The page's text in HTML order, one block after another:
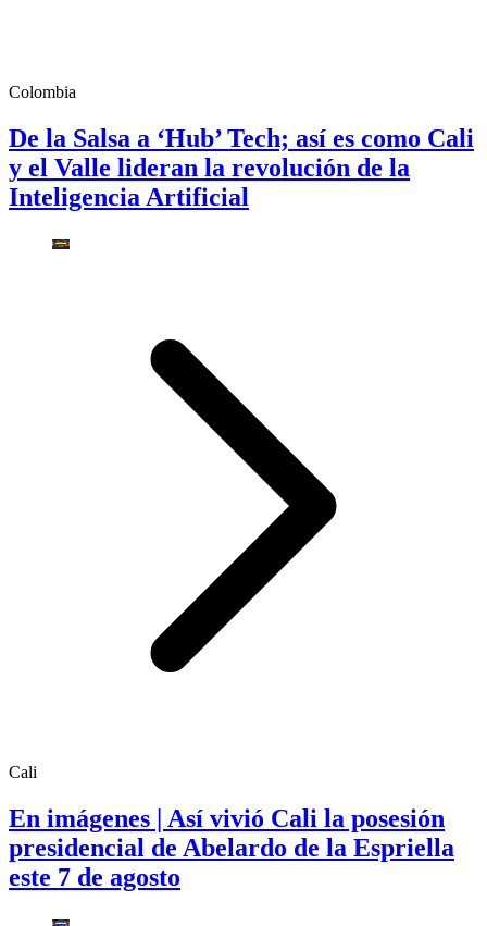
Colombia
De la Salsa a ‘Hub’ Tech; así es como Cali
y el Valle lideran la revolución de la
Inteligencia Artificial
Cali
En imágenes | Así vivió Cali la posesión
presidencial de Abelardo de la Espriella
este 7 de agosto